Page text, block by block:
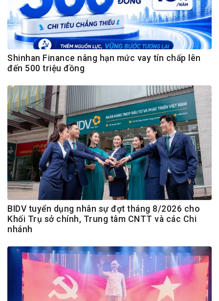
Shinhan Finance nâng hạn mức vay tín chấp lên
đến 500 triệu đồng
BIDV tuyển dụng nhân sự đợt tháng 8/2026 cho
Khối Trụ sở chính, Trung tâm CNTT và các Chi
nhánh